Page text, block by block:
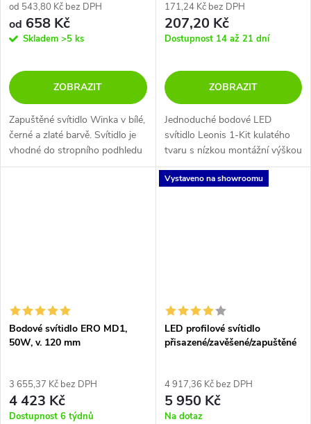
od 543,80 Kč bez DPH
od 658 Kč
Skladem >5 ks
ZOBRAZIT
Zapuštěné svítidlo Winka v bílé,
černé a zlaté barvě. Svítidlo je
vhodné do stropního podhledu
vnitřních místností.
171,24 Kč bez DPH
207,20 Kč
Dostupnost 14 až 21 dní
ZOBRAZIT
Jednoduché bodové LED
svítidlo Leonis 1-Kit kulatého
tvaru s nízkou montážní výškou
v bílé nebo niklové barvě.
Vysoké krytí IP65
Bodové svítidlo ERO MD1,
50W, v. 120 mm
3 655,37 Kč bez DPH
4 423 Kč
Dostupnost 6 týdnů
Vystaveno na showroomu
LED profilové svítidlo
přisazené/zavěšené/zapuštěné
4 917,36 Kč bez DPH
5 950 Kč
Na dotaz